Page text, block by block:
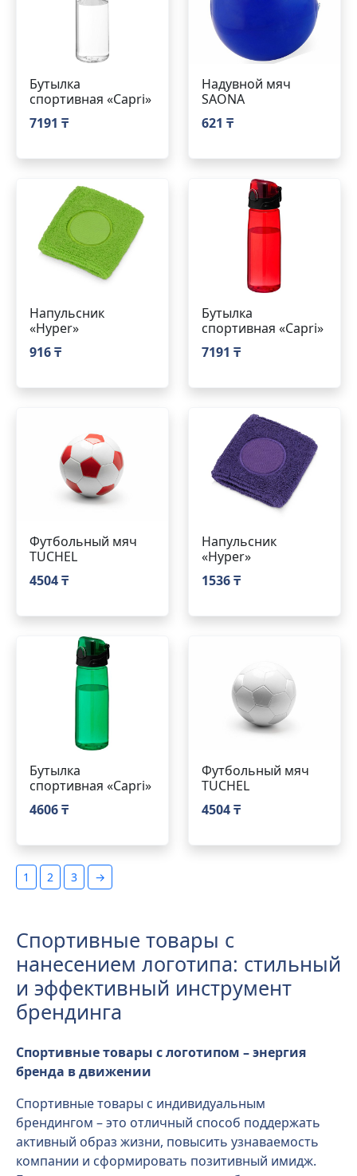
Бутылка
спортивная «Capri»
7191 ₸
Надувной мяч
SAONA
621 ₸
Напульсник
«Hyper»
916 ₸
Бутылка
спортивная «Capri»
7191 ₸
Футбольный мяч
TUCHEL
4504 ₸
Напульсник
«Hyper»
1536 ₸
Бутылка
спортивная «Capri»
4606 ₸
Футбольный мяч
TUCHEL
4504 ₸
1 2 3 →
Спортивные товары с
нанесением логотипа: стильный
и эффективный инструмент
брендинга
Спортивные товары с логотипом – энергия
бренда в движении
Спортивные товары с индивидуальным
брендингом – это отличный способ поддержать
активный образ жизни, повысить узнаваемость
компании и сформировать позитивный имидж.